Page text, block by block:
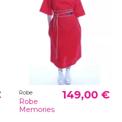
Robe
Robe
Memories
149,00 €